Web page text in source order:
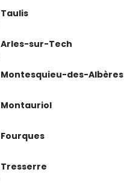
Taulis
Arles-sur-Tech
Montesquieu-des-Albères
Montauriol
Fourques
Tresserre